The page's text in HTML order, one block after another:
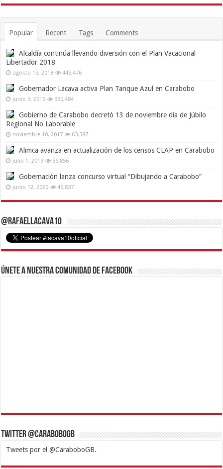
Popular Recent Tags Comments
Alcaldía continúa llevando diversión con el Plan Vacacional
Libertador 2018
agosto 13, 2018 445,476
Gobernador Lacava activa Plan Tanque Azul en Carabobo
junio 3, 2019 330,484
Gobierno de Carabobo decretó 13 de noviembre día de Júbilo
Regional No Laborable
noviembre 10, 2017 63,387
Alimca avanza en actualización de los censos CLAP en Carabobo
julio 1, 2019 56,856
Gobernación lanza concurso virtual “Dibujando a Carabobo”
junio 12, 2020 45,837
@RafaelLacava10
Únete a nuestra comunidad de Facebook
Twitter @CaraboboGB
Tweets por el @CaraboboGB.
1xbetBetturkeyBetistKralbetSupertotobetTipobetMatadorbetMariobet
https://mvbcasino.com/